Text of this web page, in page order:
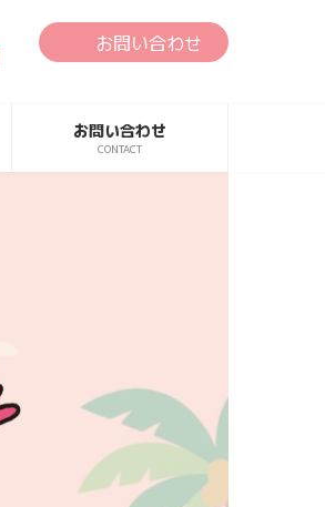
お問い合わせ
お問い合わせ
CONTACT